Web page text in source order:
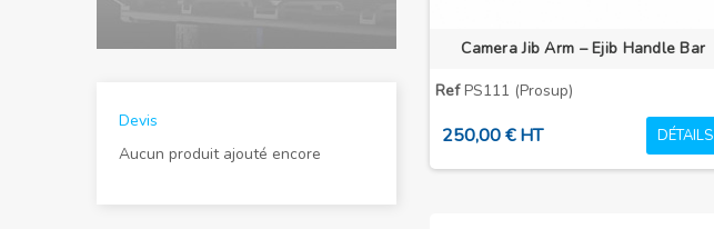
Devis
Aucun produit ajouté encore
Camera Jib Arm – Ejib Handle Bar
RefPS111 (Prosup)
250,00 € HT DÉTAILS